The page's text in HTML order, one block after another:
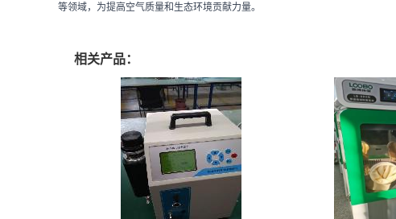
等领域，为提高空气质量和生态环境贡献力量。
相关产品：